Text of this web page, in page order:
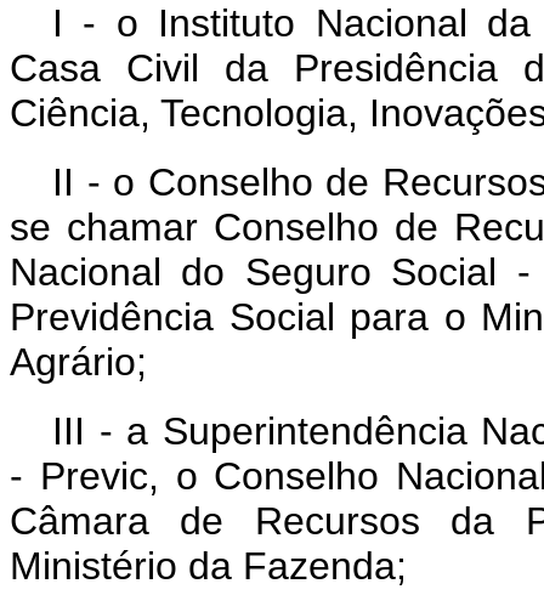
I - o Instituto Nacional
Casa Civil da Presidência
Ciência, Tecnologia,
II - o Conselho de
se chamar Conselho de
Nacional do Seguro Social
Previdência Social para o
Agrário;
III - a Superintendência
- Previc, o Conselho
Câmara de Recursos da
Ministério da Fazenda;